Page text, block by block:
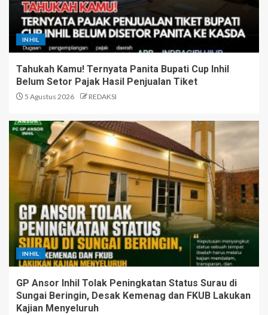
INHIL
Tahukah Kamu! Ternyata Panita Bupati Cup Inhil
Belum Setor Pajak Hasil Penjualan Tiket
5 Agustus 2026 REDAKSI
INHIL
GP Ansor Inhil Tolak Peningkatan Status Surau di
Sungai Beringin, Desak Kemenag dan FKUB Lakukan
Kajian Menyeluruh